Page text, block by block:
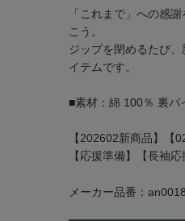
「これまで」への感
こう。
ジップを閉めるたび
イテムです。
■素材：綿 100％ 裏パ
【202602新商品】【
【応援準備】【長袖
メーカー品番：